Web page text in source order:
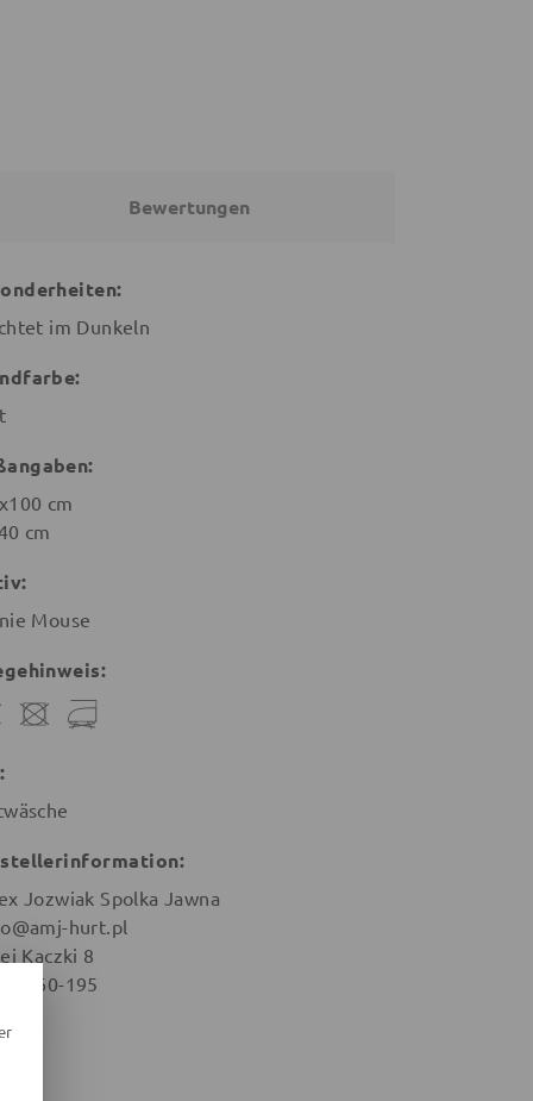
Bewertungen
im Dunkeln
cm
cm
Mouse
Jozwiak Spolka Jawna
hurt.pl
Kaczki 8
60-195